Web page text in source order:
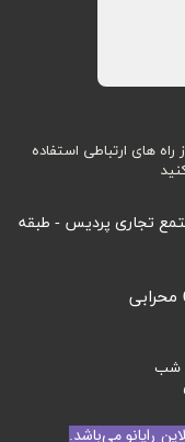
رایانو می‌باشد.
های ارتباطی استفاده
تجاری پردیس - طبقه